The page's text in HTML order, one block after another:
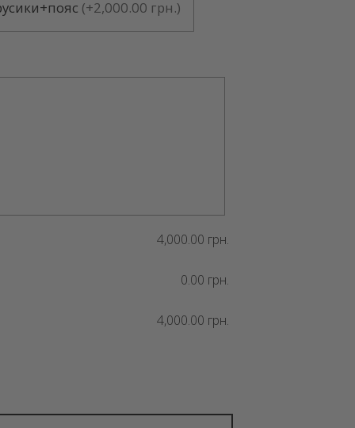
(+2,000.00 грн.)
4,000.00 грн.
0.00 грн.
4,000.00 грн.